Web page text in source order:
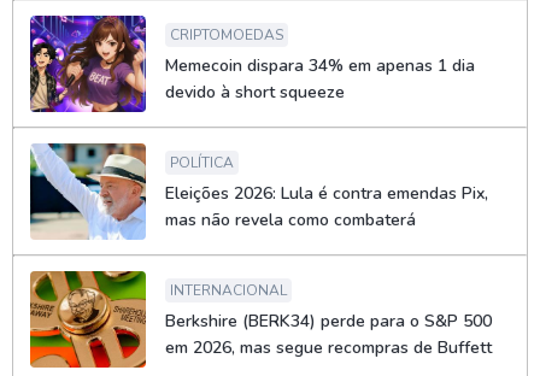
CRIPTOMOEDAS
Memecoin dispara 34% em apenas 1 dia
devido à short squeeze
POLÍTICA
Eleições 2026: Lula é contra emendas Pix,
mas não revela como combaterá
INTERNACIONAL
Berkshire (BERK34) perde para o S&P 500
em 2026, mas segue recompras de Buffett